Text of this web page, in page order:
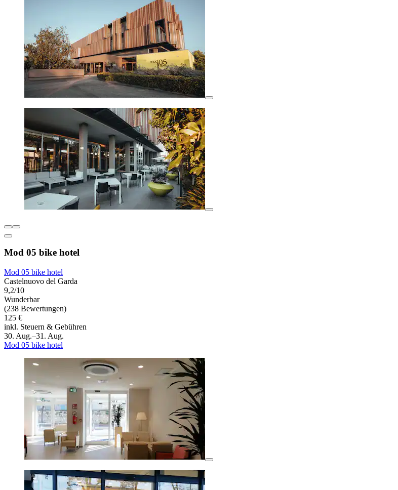
Mod 05 bike hotel
Mod 05 bike hotel
Castelnuovo del Garda
9,2/10
Wunderbar
(238 Bewertungen)
125 €
inkl. Steuern & Gebühren
30. Aug.–31. Aug.
Mod 05 bike hotel